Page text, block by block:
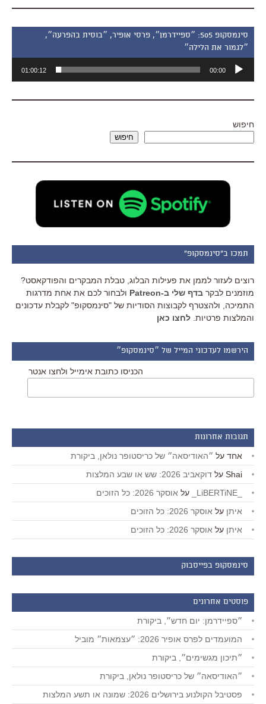
סינמסקופ 505: ״ספיידרמן״, פרסי אופיר, ״בוסית בהפרעה״,
״לגמור את הלילה״
אודיו
00:00
01:00:12
חיפוש
חיפוש
תמכו ב"סינמסקופ"
רוצים לעזור לממן את פעילות הבלוג, טבלת המבקרים והפודקאסט?
מוזמנים לבקר בדף שלי ב-Patreon
ולבחור לכם את אחת מדרגות
התמיכה, ולהצטרף לקבוצות הסודיות של "סינמסקופ" לקבלת עדכונים
והמלצות פרטיות. לחצו כאן
הירשמו לעדכוני המייל של ״סינמסקופ״
הכניסו כתובת אימייל ולחצו אנטר
תגובות אחרונות
אחד על ״האודיסאה״ של כריסטופר נולאן, ביקורת
Shai על דוקאביב 2026: שש או שבע המלצות
על אוסקר 2026: כל הזוכים
איתן על אוסקר 2026: כל הזוכים
איתן על אוסקר 2026: כל הזוכים
סינמסקופ בפייסבוק
פוסטים אחרונים
״ספיידרמן: יום חדש״, ביקורת
המועמדים לפרס אופיר 2026: ״עצמאות״ מוביל
״תיכון מגשימים״, ביקורת
״האודיסאה״ של כריסטופר נולאן, ביקורת
פסטיבל הקולנוע בירושלים 2026: שמונה או תשע המלצות